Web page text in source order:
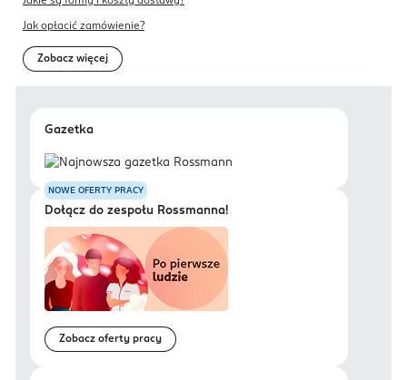
Jak opłacić zamówienie?
Zobacz więcej
Gazetka
NOWE OFERTY PRACY
Dołącz do zespołu Rossmanna!
Zobacz oferty pracy